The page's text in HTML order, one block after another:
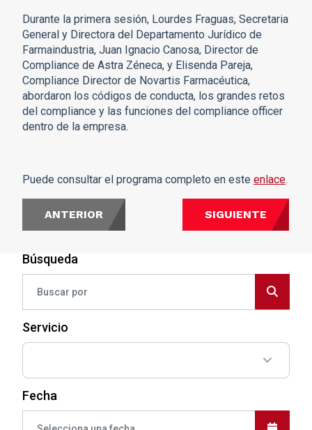
Búsqueda
Servicio
Fecha
Durante la primera sesión, Lourdes Fraguas, Secretaria
General y Directora del Departamento Jurídico de
Farmaindustria, Juan Ignacio Canosa, Director de
Compliance de Astra Zéneca, y Elisenda Pareja,
Compliance Director de Novartis Farmacéutica,
abordaron los códigos de conducta, los grandes retos
del compliance y las funciones del compliance officer
dentro de la empresa.
Puede consultar el programa completo en este enlace.
ANTERIOR SIGUIENTE